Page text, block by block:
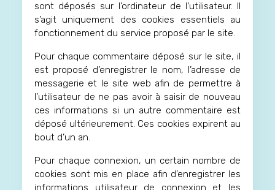
sont déposés sur l’ordinateur de l’utilisateur. Il
s’agit uniquement des cookies essentiels au
fonctionnement du service proposé par le site.
Pour chaque commentaire déposé sur le site, il
est proposé d’enregistrer le nom, l’adresse de
messagerie et le site web afin de permettre à
l’utilisateur de ne pas avoir à saisir de nouveau
ces informations si un autre commentaire est
déposé ultérieurement. Ces cookies expirent au
bout d’un an.
Pour chaque connexion, un certain nombre de
cookies sont mis en place afin d’enregistrer les
informations utilisateur de connexion et les